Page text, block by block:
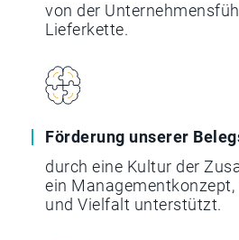
von der
Lieferkette.
Förderung unserer
durch eine Kultur der
ein
und Vielfalt unterstützt.